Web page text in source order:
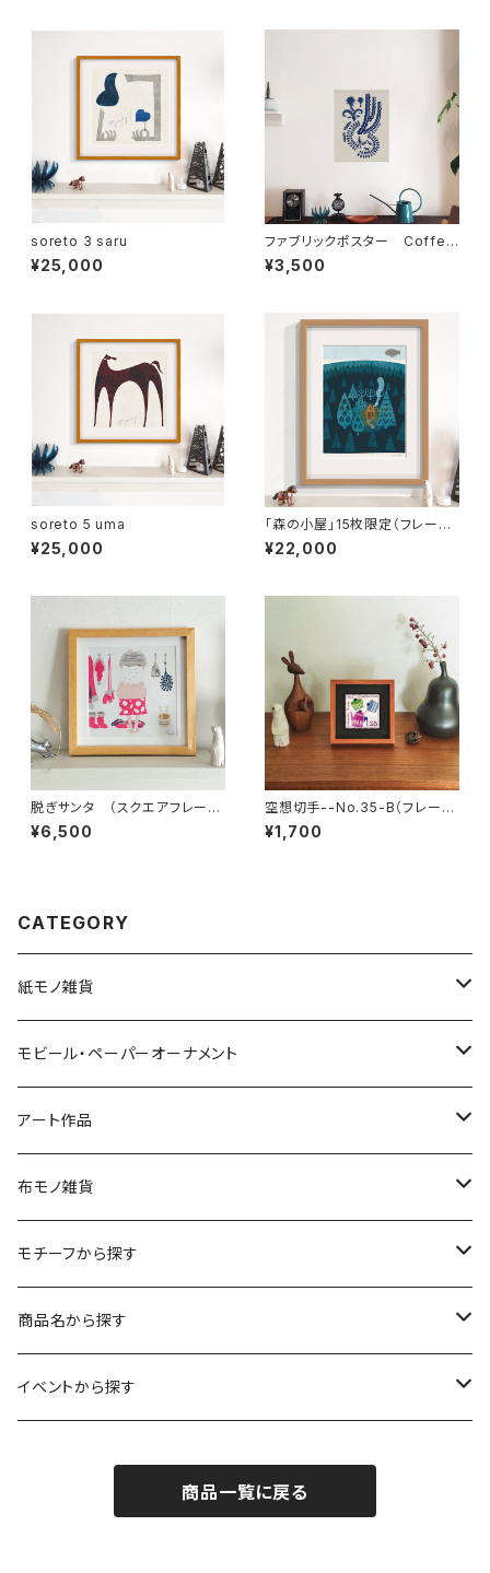
soreto 3 saru
¥25,000
ファブリックポスター Coffee
Journey ” Ethiopia ”
¥3,500
soreto 5 uma
¥25,000
「森の小屋」15枚限定（フレーム・
サイン・エディションNO.付）
¥22,000
脱ぎサンタ （スクエアフレーム
付・サイン入り）蒸しサンタシリ
ーズ・サウナサンタ
¥6,500
空想切手--No.35-B（フレーム
付、切手風プチアート）
¥1,700
CATEGORY
紙モノ雑貨
切り絵グリーティングカード
LED用ペーパーシェード
ポストカード
モビール・ペーパーオーナメント
モビール
ペーパーオーナメント
アート作品
ポスター
kuusou-kitte（空想切手・フレーム付）
レギュラーサイズ
コンパクトサイズ
イラスト（フレーム付）
サイン付イラスト（フレーム付）
アートワークス
布モノ雑貨
ファブリックポスター
ガーゼスカーフ
てぬぐい
モチーフから探す
キャンプ - CAMPING
サーカス- CIRCUS
ウマ- HORSES
商品名から探す
kirie-deco
kuusou-kitte
イベントから探す
2021 きのうのすきま4
商品一覧に戻る